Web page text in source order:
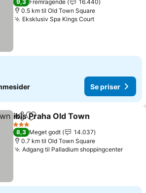
9,3 Fremragende
16.440
0.5 km til Old Town Square
Eksklusiv Spa Kings CourtSe priser
Se priser
Del Føj til favoritter
ibis Praha Old Town
3 Stjerner
8,3 Meget godt
14.037
0.7 km til Old Town Square
Adgang til Palladium shoppingcenterSe